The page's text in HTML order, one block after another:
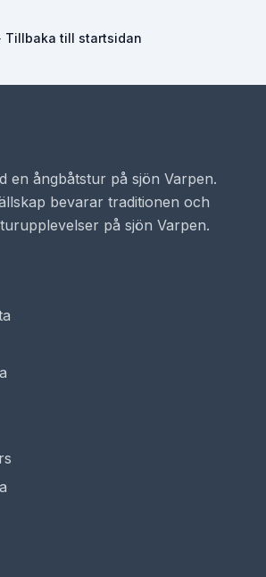
Tillbaka till startsidan
en ångbåtstur på sjön Varpen.
bevarar traditionen och
på sjön Varpen.